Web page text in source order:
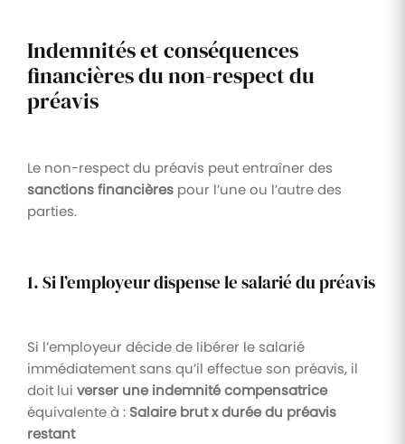
Indemnités et conséquences
financières du non-respect du
préavis
Le non-respect du préavis peut entraîner des
sanctions financières pour l’une ou l’autre des
parties.
1. Si l’employeur dispense le salarié du préavis
Si l’employeur décide de libérer le salarié
immédiatement sans qu’il effectue son préavis, il
doit lui verser une indemnité compensatrice
équivalente à : Salaire brut x durée du préavis
restant